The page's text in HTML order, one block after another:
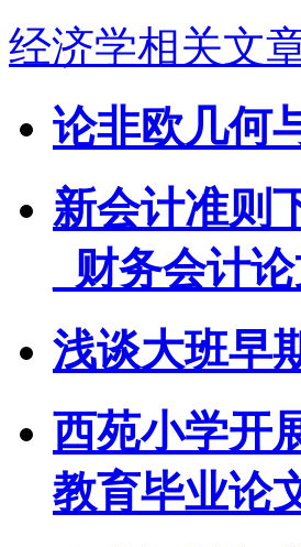
经济学相关文
论非欧几何
新会计准则
_财务会计
浅谈大班早
西苑小学开
教育毕业论